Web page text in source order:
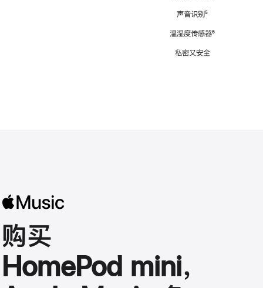
声音识别脚
⁵
温湿度传感器脚
⁶
私密又安全
购买
HomePod mini，